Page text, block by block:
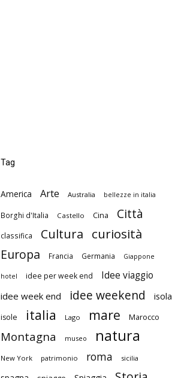
Tag
America Arte Australia bellezze in italia
Borghi d'Italia Castello Cina Città
classifica Cultura curiosità
Europa Francia Germania Giappone
hotel idee per week end Idee viaggio
idee week end idee weekend isola
isole italia Lago mare Marocco
Montagna museo natura
New York patrimonio roma sicilia